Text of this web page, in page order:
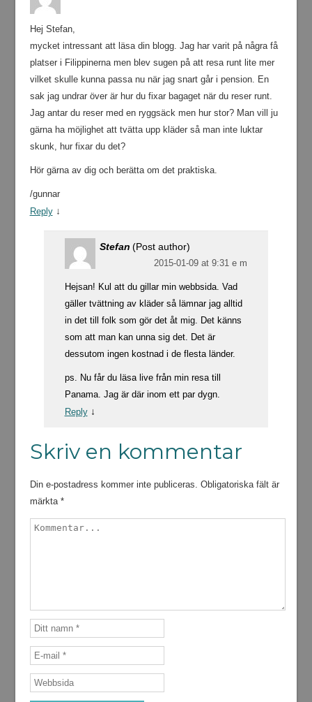
Hej Stefan,
mycket intressant att läsa din blogg. Jag har varit på några få
platser i Filippinerna men blev sugen på att resa runt lite mer
vilket skulle kunna passa nu när jag snart går i pension. En
sak jag undrar över är hur du fixar bagaget när du reser runt.
Jag antar du reser med en ryggsäck men hur stor? Man vill ju
gärna ha möjlighet att tvätta upp kläder så man inte luktar
skunk, hur fixar du det?
Hör gärna av dig och berätta om det praktiska.
/gunnar
Reply ↓
Stefan (Post author)
2015-01-09 at 9:31 e m
Hejsan! Kul att du gillar min webbsida. Vad
gäller tvättning av kläder så lämnar jag alltid
in det till folk som gör det åt mig. Det känns
som att man kan unna sig det. Det är
dessutom ingen kostnad i de flesta länder.
ps. Nu får du läsa live från min resa till
Panama. Jag är där inom ett par dygn.
Reply ↓
Skriv en kommentar
Din e-postadress kommer inte publiceras. Obligatoriska fält är
märkta *